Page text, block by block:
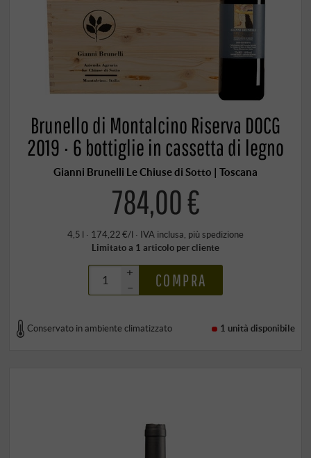
Brunello di Montalcino Riserva DOCG
2019 · 6 bottiglie in cassetta di legno
Gianni Brunelli Le Chiuse di Sotto | Toscana
784,00 €
4,5 l · 174,22 €/l · IVA inclusa , più spedizione
Limitato a 1 articolo per cliente
+
–
COMPRA
Conservato in ambiente climatizzato 1 unità disponibile